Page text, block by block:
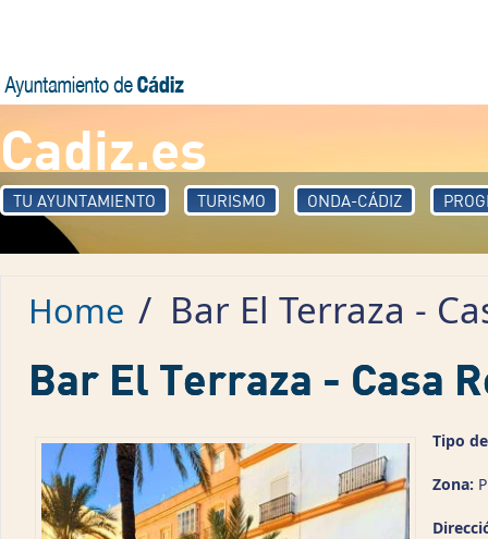
Cadiz.es
TU AYUNTAMIENTO TURISMO ONDA-CÁDIZ
Home / Bar El Terraza -
Bar El Terraza - Casa
Tipo
Zona: